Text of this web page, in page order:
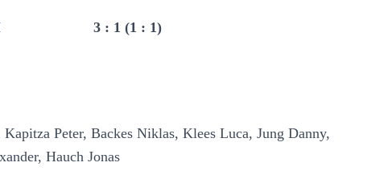
II 3 : 1 (1 : 1)
Peter, Backes Niklas, Klees Luca, Jung Danny,
Hauch Jonas